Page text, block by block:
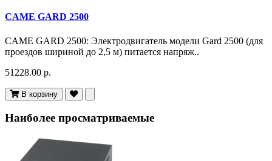
CAME GARD 2500
CAME GARD 2500: Электродвигатель модели Gard 2500 (для
проездов шириной до 2,5 м) питается напряж..
51228.00 р.
В корзину
Наиболее просматриваемые